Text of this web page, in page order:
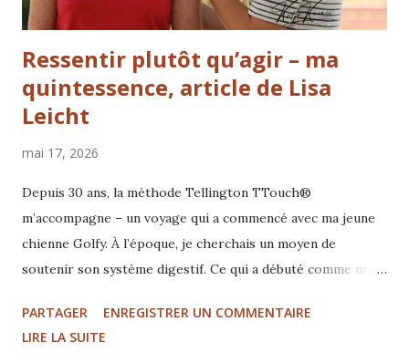
Ressentir plutôt qu’agir – ma
quintessence, article de Lisa
Leicht
mai 17, 2026
Depuis 30 ans, la méthode Tellington TTouch®
m’accompagne – un voyage qui a commencé avec ma jeune
chienne Golfy. À l’époque, je cherchais un moyen de
soutenir son système digestif. Ce qui a débuté comme une
profonde et vivante. "Pour moi, le succès du travail avec les
TTouches réside dans la qualité de la communication – de
PARTAGER
ENREGISTRER UN COMMENTAIRE
LIRE LA SUITE